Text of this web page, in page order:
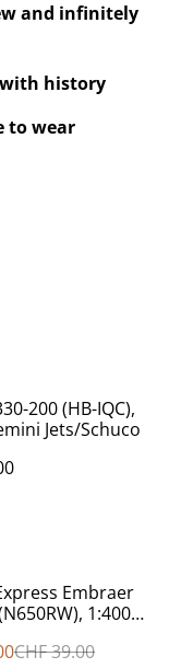
and infinitely
history
to wear
200 (HB-IQC),
Jets/Schuco
Embraer
1:400
CHF 39.00